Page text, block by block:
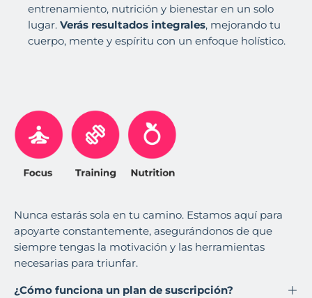
entrenamiento, nutrición y bienestar en un solo
lugar. Verás resultados integrales, mejorando tu
cuerpo, mente y espíritu con un enfoque holístico.
Nunca estarás sola en tu camino. Estamos aquí para
apoyarte constantemente, asegurándonos de que
siempre tengas la motivación y las herramientas
necesarias para triunfar.
¿Cómo funciona un plan de suscripción?